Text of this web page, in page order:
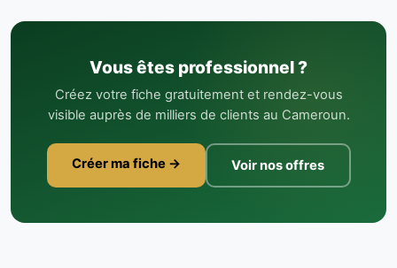
Vous êtes professionnel ?
Créez votre fiche gratuitement et rendez-vous
visible auprès de milliers de clients au Cameroun.
Créer ma fiche → Voir nos offres